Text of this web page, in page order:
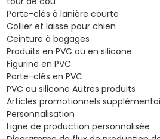
Porte-clés à lanière courte
Collier et laisse pour chien
Ceinture à bagages
Produits en PVC ou en silicone
Figurine en PVC
Porte-clés en PVC
PVC ou silicone Autres produits
Articles promotionnels
Personnalisation
Ligne de production personnalisée